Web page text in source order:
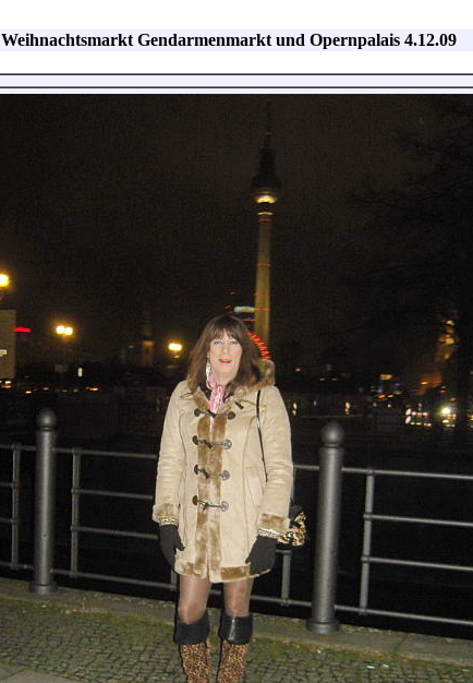
Weihnachtsmarkt Gendarmenmarkt und Opernpalais 4.12.09